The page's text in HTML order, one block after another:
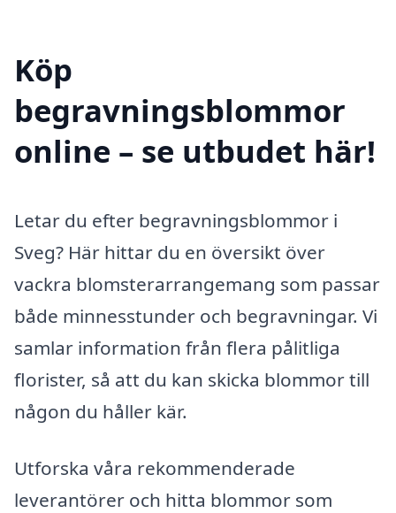
Köp
begravningsblommor
online – se utbudet här!
Letar du efter begravningsblommor i
Sveg? Här hittar du en översikt över
vackra blomsterarrangemang som passar
både minnesstunder och begravningar. Vi
samlar information från flera pålitliga
florister, så att du kan skicka blommor till
någon du håller kär.
Utforska våra rekommenderade
leverantörer och hitta blommor som